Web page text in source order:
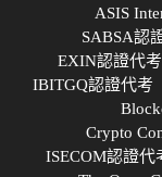
ASIS
SABSA認
EXIN認證代考
IBITGQ認證代考
Crypto
ISECOM認證代